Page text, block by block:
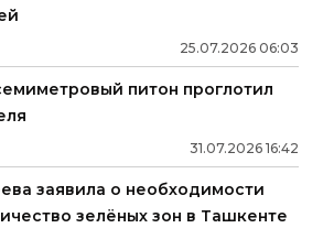
25.07.2026 06:03
питон проглотил
31.07.2026 16:42
заявила о необходимости
зелёных зон в Ташкенте